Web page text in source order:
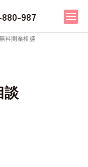
987
無料開業相談
談